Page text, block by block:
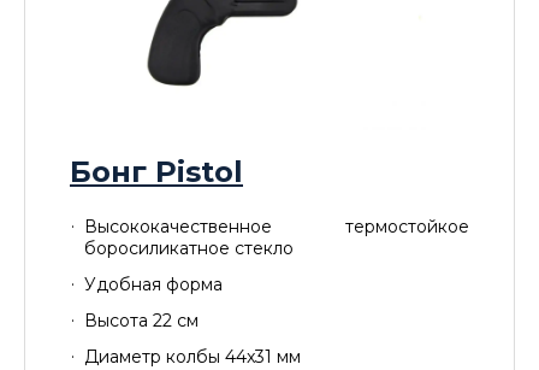
Бонг Pistol
Высококачественное термостойкое
боросиликатное стекло
Удобная форма
Высота 22 см
Диаметр колбы 44x31 мм